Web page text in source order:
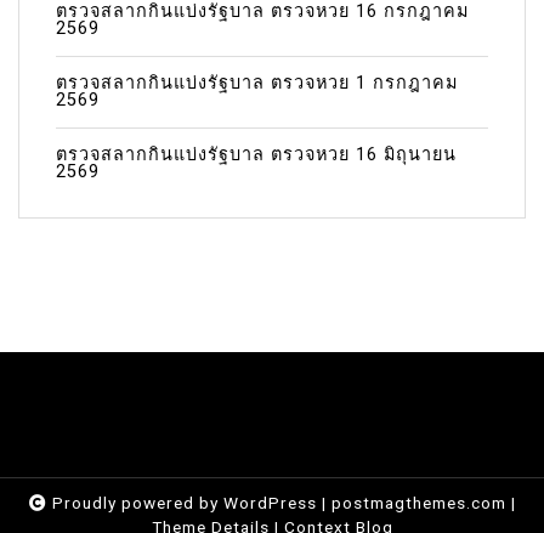
ตรวจสลากกินแบ่งรัฐบาล ตรวจหวย 16 กรกฎาคม
2569
ตรวจสลากกินแบ่งรัฐบาล ตรวจหวย 1 กรกฎาคม
2569
ตรวจสลากกินแบ่งรัฐบาล ตรวจหวย 16 มิถุนายน
2569
Proudly powered by WordPress | postmagthemes.com |
Theme Details | Context Blog